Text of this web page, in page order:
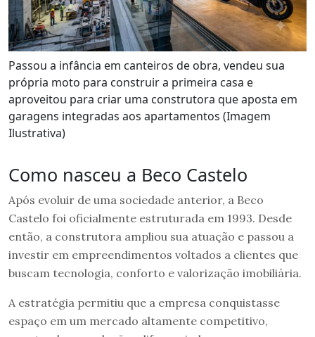
Passou a infância em canteiros de obra, vendeu sua
própria moto para construir a primeira casa e
aproveitou para criar uma construtora que aposta em
garagens integradas aos apartamentos (Imagem
Ilustrativa)
Como nasceu a Beco Castelo
Após evoluir de uma sociedade anterior, a Beco
Castelo foi oficialmente estruturada em 1993. Desde
então, a construtora ampliou sua atuação e passou a
investir em empreendimentos voltados a clientes que
buscam tecnologia, conforto e valorização imobiliária.
A estratégia permitiu que a empresa conquistasse
espaço em um mercado altamente competitivo,